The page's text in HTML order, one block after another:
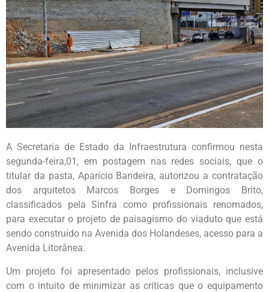
A Secretaria de Estado da Infraestrutura confirmou nesta
segunda-feira,01, em postagem nas redes sociais, que o
titular da pasta, Aparício Bandeira, autorizou a contratação
dos arquitetos Marcos Borges e Domingos Brito,
classificados pela Sinfra como profissionais renomados,
para executar o projeto de paisagismo do viaduto que está
sendo construído na Avenida dos Holandeses, acesso para a
Avenida Litorânea.
Um projeto foi apresentado pelos profissionais, inclusive
com o intuito de minimizar as críticas que o equipamento